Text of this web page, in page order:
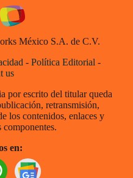
México S.A. de C.V.
- Política Editorial -
us
por escrito del titular queda
retransmisión,
los contenidos, enlaces y
componentes.
en: